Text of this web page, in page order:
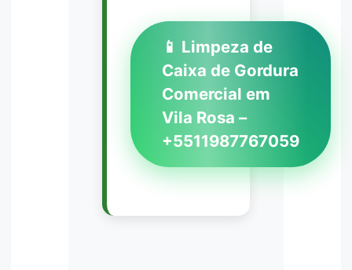
📱 Limpeza de
Caixa de Gordura
Comercial em
Vila Rosa –
+5511987767059